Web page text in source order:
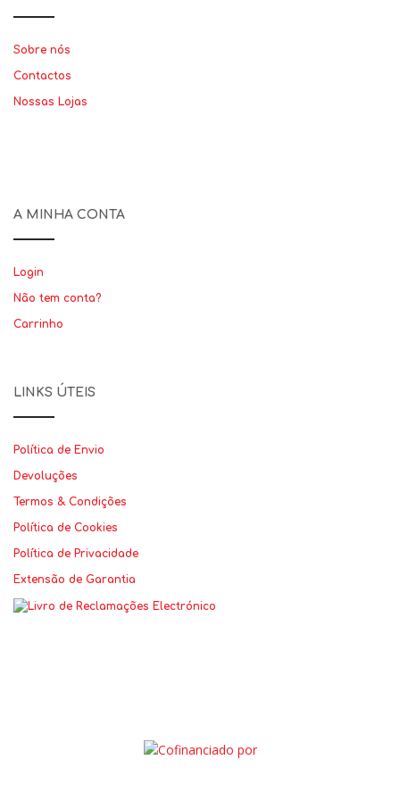
Sobre nós
Contactos
Nossas Lojas
A MINHA CONTA
Login
Não tem conta?
Carrinho
LINKS ÚTEIS
Política de Envio
Devoluções
Termos & Condições
Política de Cookies
Política de Privacidade
Extensão de Garantia